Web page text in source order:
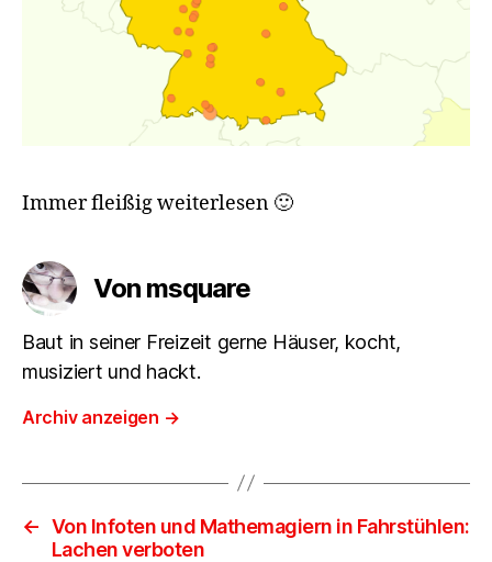
Immer fleißig weiterlesen 🙂
Von msquare
Baut in seiner Freizeit gerne Häuser, kocht,
musiziert und hackt.
Archiv anzeigen →
← Von Infoten und Mathemagiern in Fahrstühlen:
Lachen verboten